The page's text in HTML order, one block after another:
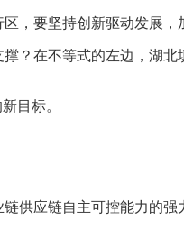
，要坚持创新驱动发展
？在不等式的左边，湖北
目标。
供应链自主可控能力的强